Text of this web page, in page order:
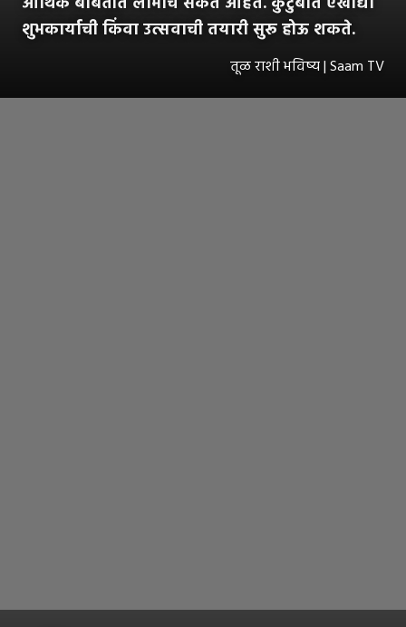
शुभकार्याची किंवा उत्सवाची तयारी सुरू होऊ शकते.
तूळ राशी भविष्य | Saam TV